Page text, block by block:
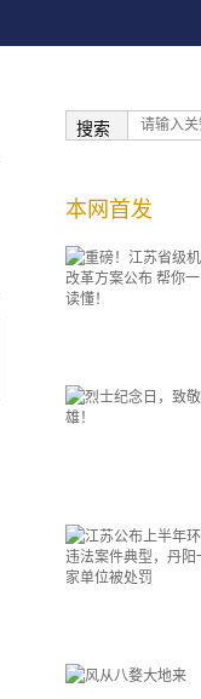
搜索
本网首发